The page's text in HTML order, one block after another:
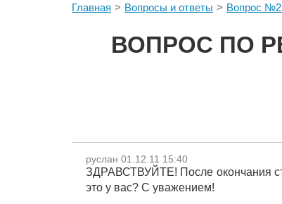
Главная Вопросы и ответы Вопрос
ВОПРОС ПО
руслан 01.12.11 15:40
ЗДРАВСТВУЙТЕ! После окончания
это у вас? С уважением!